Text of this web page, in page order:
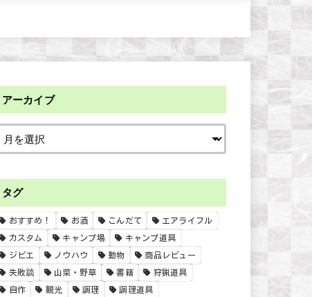
アーカイブ
タグ
おすすめ！ お酒 こんだて エアライフル
カスタム キャンプ場 キャンプ道具
ジビエ ノウハウ 動物 商品レビュー
失敗談 山菜・野草 書籍 狩猟道具
自作 観光 調理 調理道具